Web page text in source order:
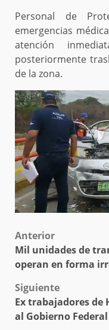
Personal de
emergencias
atención
posteriormente
de la zona.
Post
navigation
Anterior
Mil unidades de
operan en forma
Siguiente
Ex trabajadores de
al Gobierno Federal